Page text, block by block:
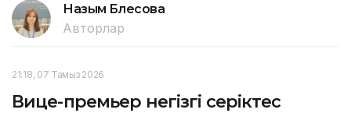
Назым Бөлесова
Авторлар
21:18, 07 Тамыз 2026
Вице-премьер негізгі серіктес